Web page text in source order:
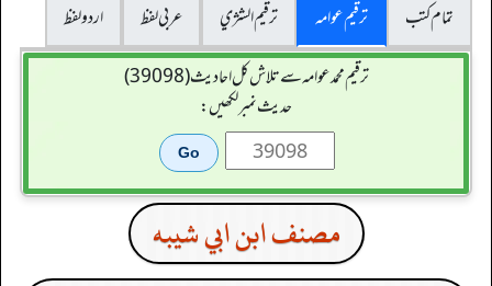
تمام کتب
ترقیم عوامہ ترقيم الشژي عربی لفظ
اردو لفظ
ترقیم محمدعوامہ سے تلاش کل احادیث (39098)
حدیث نمبر لکھیں:
مصنف ابن ابي شيبه